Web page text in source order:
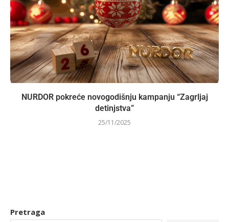
NURDOR pokreće novogodišnju kampanju “Zagrljaj
detinjstva”
25/11/2025
Pretraga